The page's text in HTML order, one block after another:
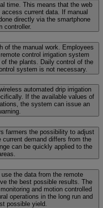
time. This means that the web
current data. If manual
directly via the smartphone
controller.
of the manual work.
Employees
control irrigation system
the plants. Daily control of the
system is not necessary.
automated drip irrigation
If the available values of
the system can issue an
farmers the possibility to adjust
current demand differs from the
can be quickly applied to the
the data from the remote
the best possible results. The
and motion controlled
operations in the long run and
possible yield.